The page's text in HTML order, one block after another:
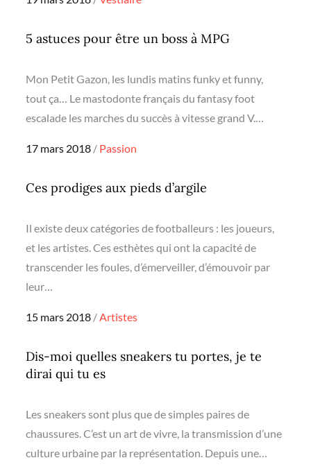
5 astuces pour être un boss à MPG
Mon Petit Gazon, les lundis matins funky et funny,
tout ça… Le mastodonte français du fantasy foot
escalade les marches du succès à vitesse grand V.…
Posted
17 mars 2018 Passion
Ces prodiges aux pieds d’argile
Il existe deux catégories de footballeurs : les joueurs,
et les artistes. Ces esthètes qui ont la capacité de
transcender les foules, d’émerveiller, d’émouvoir par
leur…
Posted
15 mars 2018 Artistes
Dis-moi quelles sneakers tu portes, je te
dirai qui tu es
Les sneakers sont plus que de simples paires de
chaussures. C’est un art de vivre, la transmission d’une
culture urbaine par la représentation. Depuis une…